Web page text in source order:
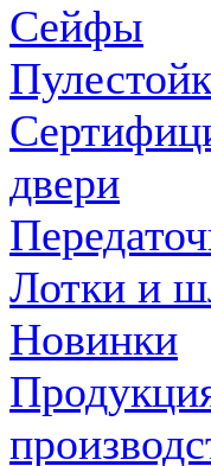
Сейфы
двери
Лотки и
Новинки